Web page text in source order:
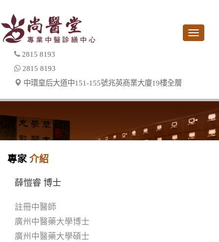
Toggle
2815 8193
2815 8193
中環皇后大道中151-155號兆英商業大廈19樓全層
專家 介紹
薛愷睿 博士
註冊中醫師
廣州中醫藥大學博士
廣州中醫藥大學碩士